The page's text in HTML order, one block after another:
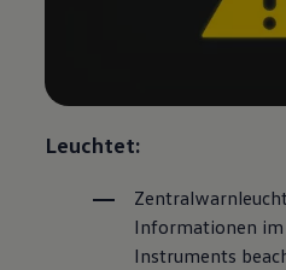
Leuchtet:
Informationen im
Instruments